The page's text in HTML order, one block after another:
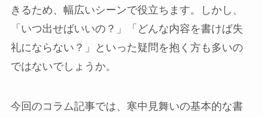
きるため、幅広いシーンで役立ちます。しかし、
「いつ出せばいいの？」「どんな内容を書けば失
礼にならない？」といった疑問を抱く方も多いの
ではないでしょうか。
今回のコラム記事では、寒中見舞いの基本的な書